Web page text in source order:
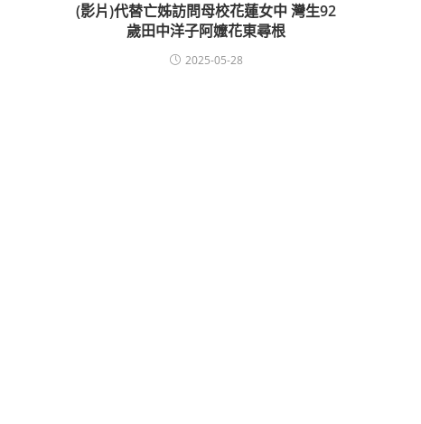
(影片)代替亡姊訪問母校花蓮女中 灣生92
歲田中洋子阿嬤花東尋根
2025-05-28